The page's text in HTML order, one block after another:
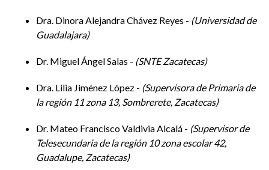
existen diversas estrategias de entrada al campo, en
ocasiones estas son poco aplicadas o desarrolladas de
forma óptima. El evento pretende conjuntar una serie de
las diversas metodologías que posibilitan entender y
analizar los fenómenos sociales. Esta actividad permitirá ser
la intención de responder a las preguntas: ¿Qué estrategias
existen para el análisis de los procesos socio-territoriales?
¿Cuáles son los retos de los científicos sociales al momento
Dra. Dinora Alejandra Chávez Reyes - Universidad de
Guadalajara
Dr. Miguel Ángel Salas - SNTE Zacatecas
Dra. Lilia Jiménez López - Supervisora de Primaria de
la región 11 zona 13, Sombrerete, Zacatecas
Dr. Mateo Francisco Valdivia Alcalá - Supervisor de
Telesecundaria de la región 10 zona escolar 42,
Guadalupe, Zacatecas